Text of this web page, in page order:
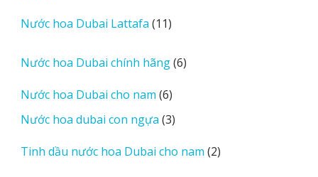
phẩm
Nước hoa Dubai Lattafa 1111
phẩm
Nước hoa Dubai chính hãng 66
Nước hoa Dubai cho nam 66
sản
phẩm
Nước hoa dubai con ngựa 33
phẩm
Tinh dầu nước hoa Dubai cho nam 22